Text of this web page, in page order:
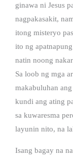
ginawa ni Jesus
nagpakasakit,
itong misteryo
ito ng
natin noong
Sa loob ng mga
makabuluhan
kundi ang ating
sa kuwaresma
layunin nito, na
Isang bagay na